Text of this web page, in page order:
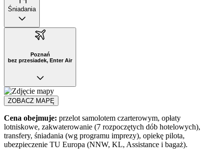
Śniadania
Poznań
bez przesiadek, Enter Air
ZOBACZ MAPĘ
Cena obejmuje: przelot samolotem czarterowym, opłaty
lotniskowe, zakwaterowanie (7 rozpoczętych dób hotelowych),
transfery, śniadania (wg programu imprezy), opiekę pilota,
ubezpieczenie TU Europa (NNW, KL, Assistance i bagaż).